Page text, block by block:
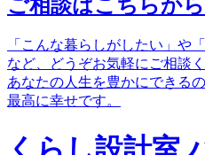
ご相談はこちらから
「こんな暮らしがしたい」や
など、どうぞお気軽にご相談く
あなたの人生を豊かにできるの
最高に幸せです。